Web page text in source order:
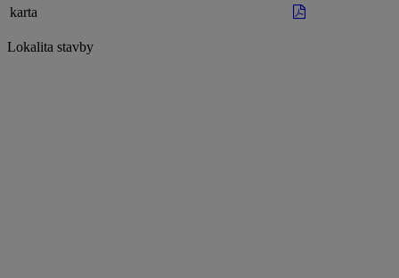
karta
Lokalita stavby